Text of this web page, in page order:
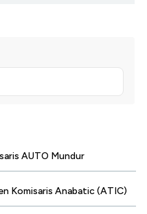
AUTO Mundur
Komisaris Anabatic (ATIC)